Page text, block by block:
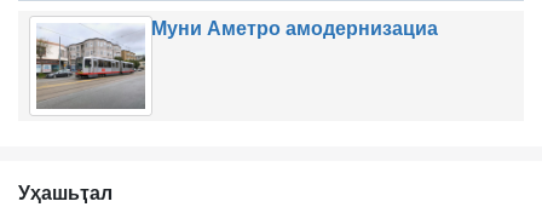
Муни Аметро амодернизациа
Уҳашьҭал